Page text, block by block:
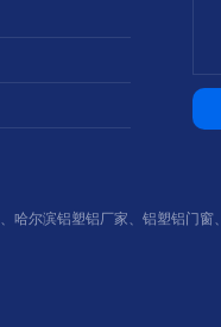
、 哈尔滨铝塑铝厂家、 铝塑铝门窗、